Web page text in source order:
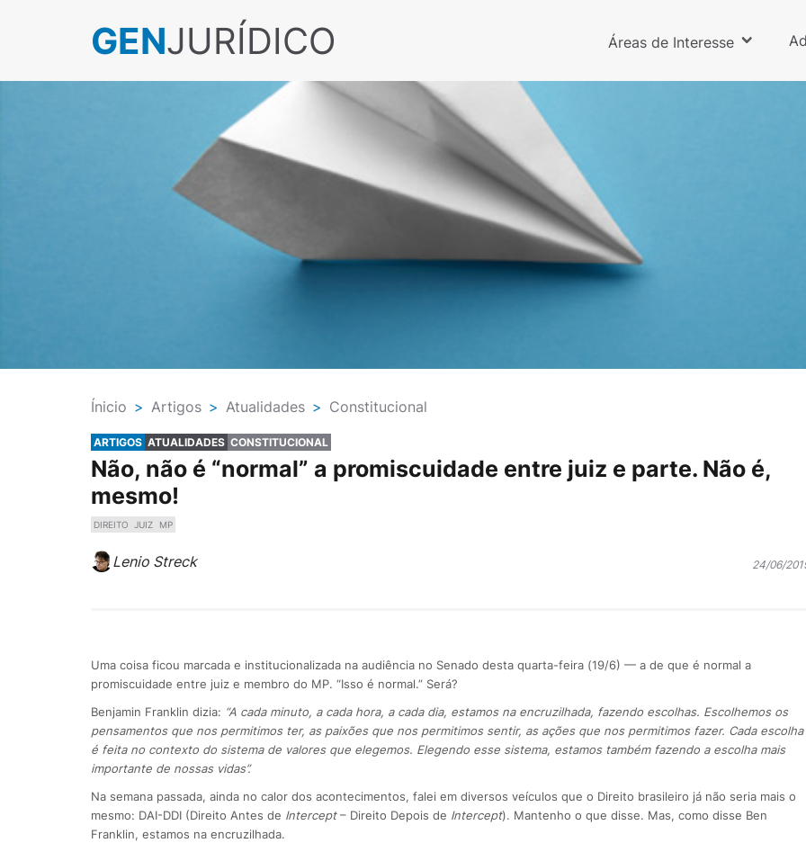
GENJURÍDICO Áreas de Interesse
Ínicio > Artigos > Atualidades > Constitucional
ARTIGOS ATUALIDADES CONSTITUCIONAL
Não, não é “normal” a promiscuidade entre juiz e parte. Não é,
mesmo!
DIREITO JUIZ MP
Lenio Streck 24/06/
Uma coisa ficou marcada e institucionalizada na audiência no Senado desta quarta-feira (19/6) — a de que é normal a
promiscuidade entre juiz e membro do MP. “Isso é normal.” Será?
Benjamin Franklin dizia: “A cada minuto, a cada hora, a cada dia, estamos na encruzilhada, fazendo escolhas. Escolhemos os
pensamentos que nos permitimos ter, as paixões que nos permitimos sentir, as ações que nos permitimos fazer. Cada escolha
é feita no contexto do sistema de valores que elegemos. Elegendo esse sistema, estamos também fazendo a escolha mais
importante de nossas vidas”.
Na semana passada, ainda no calor dos acontecimentos, falei em diversos veículos que o Direito brasileiro já não seria mais o
mesmo: DAI-DDI (Direito Antes de Intercept– Direito Depois de Intercept). Mantenho o que disse. Mas, como disse Ben
Franklin, estamos na encruzilhada.